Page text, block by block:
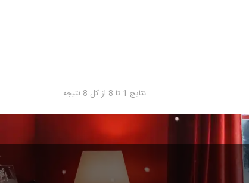
نتایج 1 تا 8 از کل 8 نتیجه